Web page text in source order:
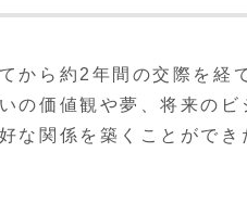
から約2年間の交際を経
の価値観や夢、将来の
な関係を築くことがで